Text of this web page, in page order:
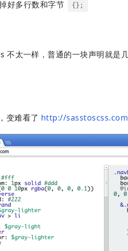
好多行数和字节 {};
不太一样，普通的一块声明就是
变难看了 http://